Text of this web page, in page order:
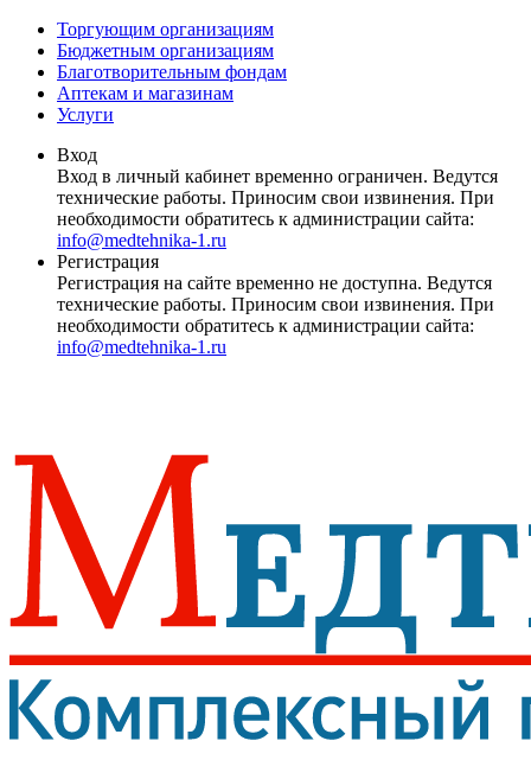
Торгующим организациям
Бюджетным организациям
Благотворительным фондам
Аптекам и магазинам
Услуги
Вход
Вход в личный кабинет временно ограничен. Ведутся
технические работы. Приносим свои извинения. При
необходимости обратитесь к администрации сайта:
info@medtehnika-1.ru
Регистрация
Регистрация на сайте временно не доступна. Ведутся
технические работы. Приносим свои извинения. При
необходимости обратитесь к администрации сайта:
info@medtehnika-1.ru